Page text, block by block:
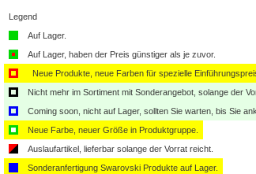
Legend
Auf Lager.
Auf Lager, haben der Preis günstiger als je zuvor.
Neue Produkte, neue Farben für spezielle
Nicht mehr im Sortiment mit Sonderangebot, solange der
Coming soon, nicht auf Lager, sollten Sie warten, bis Sie
Neue Farbe, neuer Größe in Produktgruppe.
Auslaufartikel, lieferbar solange der Vorrat reicht.
Sonderanfertigung Swarovski Produkte auf Lager.